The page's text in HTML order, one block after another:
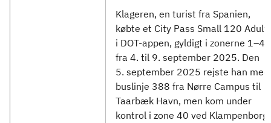
Klageren, en turist fra Spanien,
købte et City Pass Small 120 Adult
i DOT-appen, gyldigt i zonerne 1–4
fra 4. til 9. september 2025. Den
5. september 2025 rejste han med
buslinje 388 fra Nørre Campus til
Taarbæk Havn, men kom under
kontrol i zone 40 ved Klampenborg